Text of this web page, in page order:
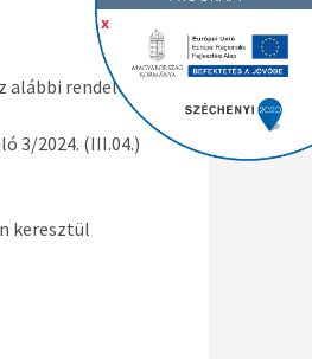
x
rendeletet
3/2024. (III.04.)
keresztül